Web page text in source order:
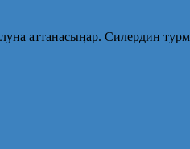
аттанасыӊар. Силердин